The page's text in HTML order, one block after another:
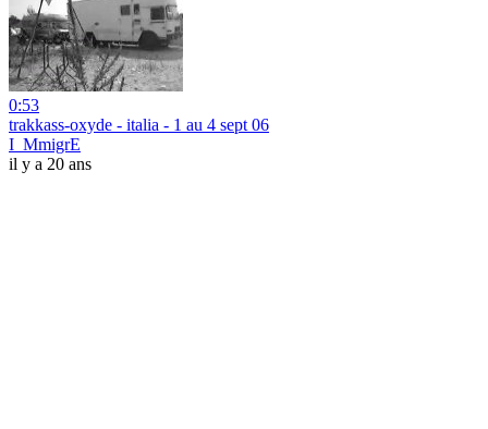
0:53
trakkass-oxyde - italia - 1 au 4 sept 06
I_MmigrE
il y a 20 ans